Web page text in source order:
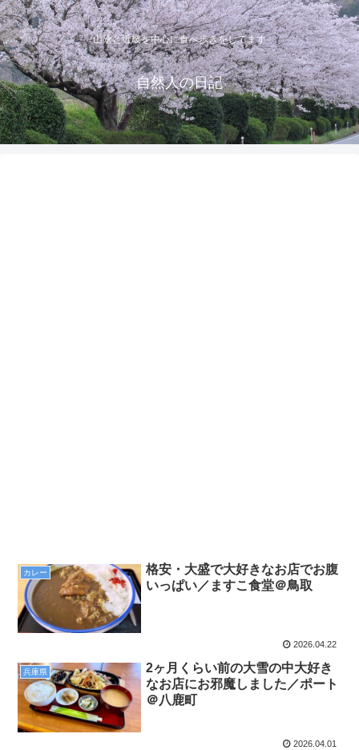
山陰と近畿を中心に食べ歩きをしてます
自然人の日記
カレー
格安・大盛で大好きなお店でお腹
いっぱい／ますこ食堂＠鳥取
2026.04.22
兵庫県
2ヶ月くらい前の大雪の中大好き
なお店にお邪魔しました／ポート
＠八鹿町
2026.04.01